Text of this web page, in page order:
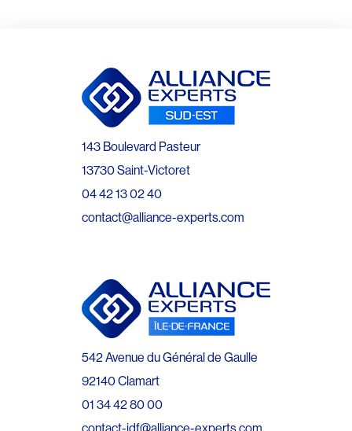
143 Boulevard Pasteur
13730 Saint-Victoret
04 42 13 02 40
contact@alliance-experts.com
542 Avenue du Général de Gaulle
92140 Clamart
01 34 42 80 00